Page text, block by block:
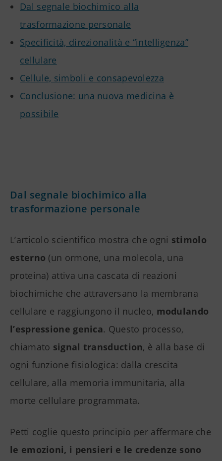
Dal segnale biochimico alla
trasformazione personale
Specificità, direzionalità e “intelligenza”
cellulare
Cellule, simboli e consapevolezza
Conclusione: una nuova medicina è
possibile
Dal segnale biochimico alla
trasformazione personale
L’articolo scientifico mostra che ogni stimolo
esterno (un ormone, una molecola, una
proteina) attiva una cascata di reazioni
biochimiche che attraversano la membrana
cellulare e raggiungono il nucleo, modulando
l’espressione genica. Questo processo,
chiamato signal transduction, è alla base di
ogni funzione fisiologica: dalla crescita
cellulare, alla memoria immunitaria, alla
morte cellulare programmata.
Petti coglie questo principio per affermare che
le emozioni, i pensieri e le credenze sono